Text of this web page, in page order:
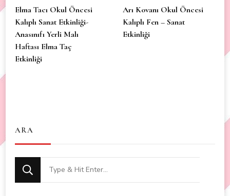
Elma Tacı Okul Öncesi
Kalıplı Sanat Etkinliği-
Anasınıfı Yerli Malı
Haftası Elma Taç
Etkinliği
Arı Kovanı Okul Öncesi
Kalıplı Fen – Sanat
Etkinliği
ARA
Looking
for